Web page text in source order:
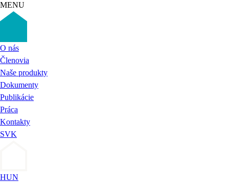
MENU
O nás
Členovia
Naše produkty
Dokumenty
Publikácie
Práca
Kontakty
SVK
HUN